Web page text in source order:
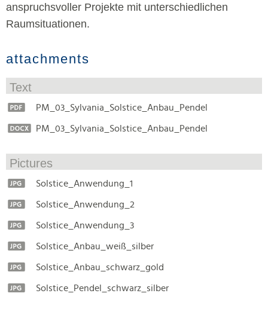
anspruchsvoller Projekte mit unterschiedlichen
Raumsituationen.
attachments
Text
PM_03_Sylvania_Solstice_Anbau_Pendel
PM_03_Sylvania_Solstice_Anbau_Pendel
Pictures
Solstice_Anwendung_1
Solstice_Anwendung_2
Solstice_Anwendung_3
Solstice_Anbau_weiß_silber
Solstice_Anbau_schwarz_gold
Solstice_Pendel_schwarz_silber